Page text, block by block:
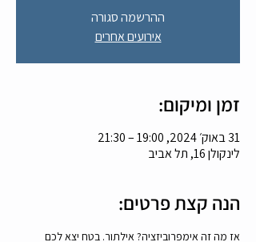
ההרשמה סגורה
אירועים אחרים
זמן ומיקום:
31 באוק׳ 2024, 19:00 – 21:30
לינקולן 16, תל אביב
הנה קצת פרטים:
אז מה זה אימפרוביזציה? אילתור. בטח יצא לכם